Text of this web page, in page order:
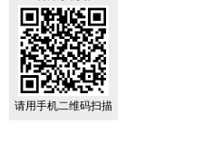
请用手机二维码扫描